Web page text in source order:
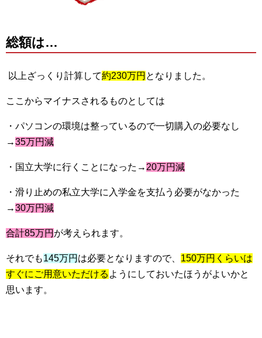
総額は…
以上ざっくり計算して約230万円 となりました。
ここからマイナスされるものとしては
・パソコンの環境は整っているので一切購入の必要なし
→35万円減
・国立大学に行くことになった→ 20万円減
・滑り止めの私立大学に入学金を支払う必要がなかった
→30万円減
合計85万円 が考えられます。
それでも145万円 は必要となりますので、 150万円くらいは
すぐにご用意いただける ようにしておいたほうがよいかと
思います。